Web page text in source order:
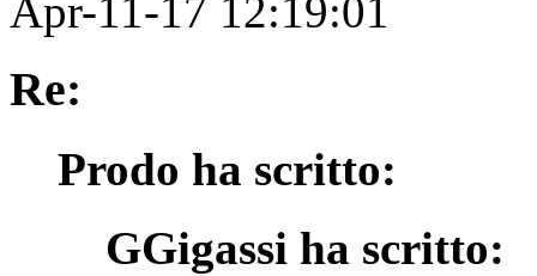
Apr-11-17 12:19:01
Re:
Prodo ha scritto:
GGigassi ha scritto: